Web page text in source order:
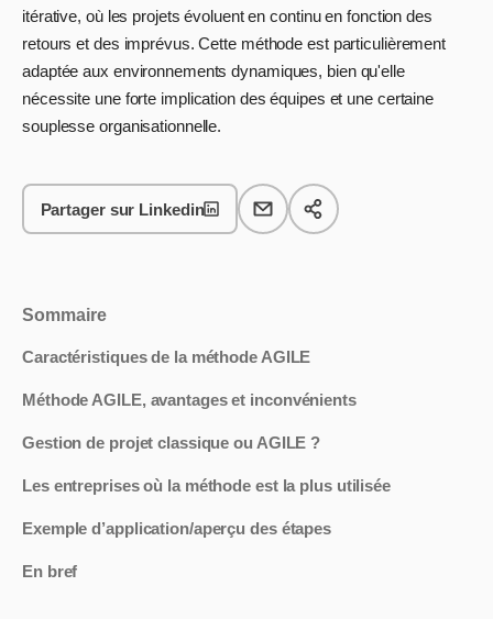
itérative, où les projets évoluent en continu en fonction des
retours et des imprévus. Cette méthode est particulièrement
adaptée aux environnements dynamiques, bien qu'elle
nécessite une forte implication des équipes et une certaine
souplesse organisationnelle.
Partager sur Linkedin
Sommaire
Caractéristiques de la méthode AGILE
Méthode AGILE, avantages et inconvénients
Gestion de projet classique ou AGILE ?
Les entreprises où la méthode est la plus utilisée
Exemple d’application/aperçu des étapes
En bref